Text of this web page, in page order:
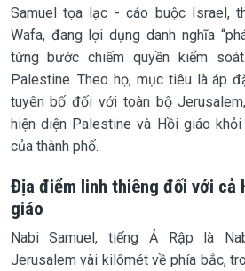
Samuel tọa lạc - cáo buộc Israel,
Wafa, đang lợi dụng danh nghĩa
từng bước chiếm quyền kiểm
Palestine. Theo họ, mục tiêu là áp
tuyên bố đối với toàn bộ
hiện diện Palestine và Hồi giáo
của thành phố.
Địa điểm linh thiêng đối với cả
giáo
Nabi Samuel, tiếng Ả Rập là
Jerusalem vài kilômét về phía bắc,